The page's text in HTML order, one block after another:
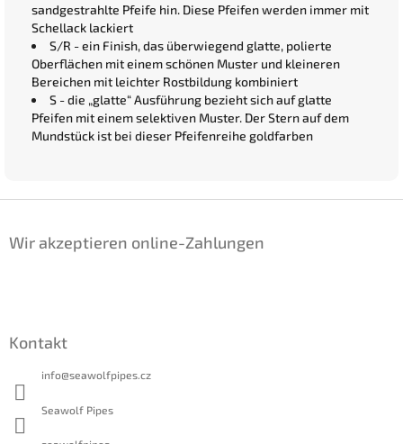
sandgestrahlte Pfeife hin. Diese Pfeifen werden immer mit
Schellack lackiert
S/R - ein Finish, das überwiegend glatte, polierte
Oberflächen mit einem schönen Muster und kleineren
Bereichen mit leichter Rostbildung kombiniert
S - die „glatte“ Ausführung bezieht sich auf glatte
Pfeifen mit einem selektiven Muster. Der Stern auf dem
Mundstück ist bei dieser Pfeifenreihe goldfarben
ßWir akzeptieren online-Zahlungen
Kontakt
info@seawolfpipes.cz
Seawolf Pipes